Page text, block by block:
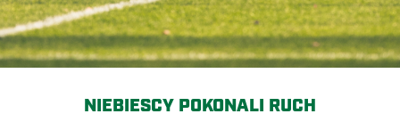
NIEBIESCY POKONALI RUCH